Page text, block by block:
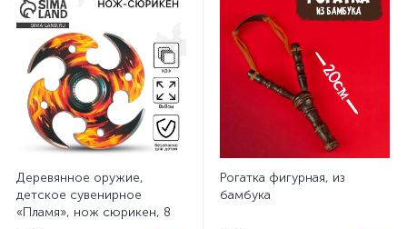
Деревянное оружие,
детское сувенирное
«Пламя», нож сюрикен, 8
Рогатка фигурная, из
бамбука